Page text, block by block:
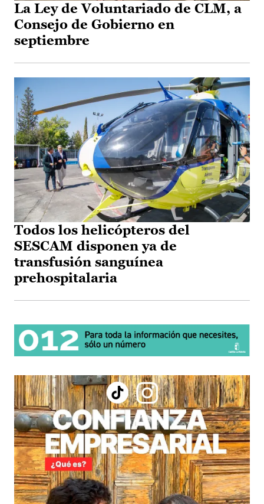
La Ley de Voluntariado de CLM, a
Consejo de Gobierno en
septiembre
Todos los helicópteros del
SESCAM disponen ya de
transfusión sanguínea
prehospitalaria